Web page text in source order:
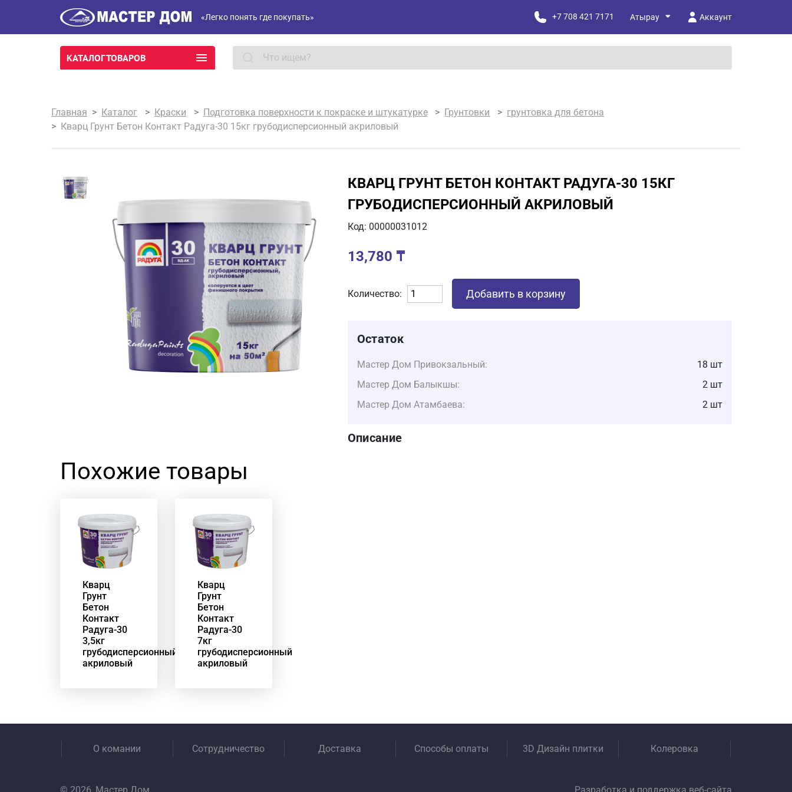
«Легко понять где покупать» +7 708 421 7171 Аккаунт
КАТАЛОГ ТОВАРОВ
Главная Каталог Краски Подготовка поверхности к покраске и штукатурке Грунтовки
грунтовка для бетона
Кварц Грунт Бетон Контакт Радуга-30 15кг грубодисперсионный акриловый
КВАРЦ ГРУНТ БЕТОН КОНТАКТ РАДУГА-30 15КГ
ГРУБОДИСПЕРСИОННЫЙ АКРИЛОВЫЙ
Код: 00000031012
13,780 ₸
Количество: Добавить в корзину
Остаток
Мастер Дом Привокзальный:
18 шт
Мастер Дом Балыкшы:
2 шт
Мастер Дом Атамбаева:
2 шт
Описание
Похожие товары
Кварц
Грунт
Бетон
Контакт
Радуга-30
3,5кг
грубодисперсионный
акриловый
Кварц
Грунт
Бетон
Контакт
Радуга-30
7кг
грубодисперсионный
акриловый
О комании Сотрудничество Доставка Способы оплаты 3D Дизайн плитки Колеровка